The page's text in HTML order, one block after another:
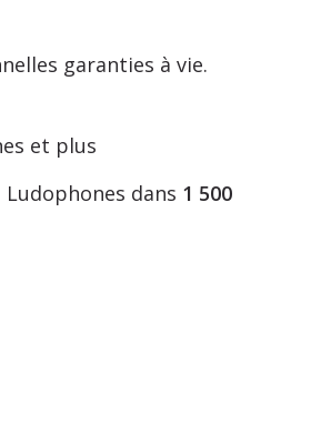
garanties à vie.
et plus
dans 1 500